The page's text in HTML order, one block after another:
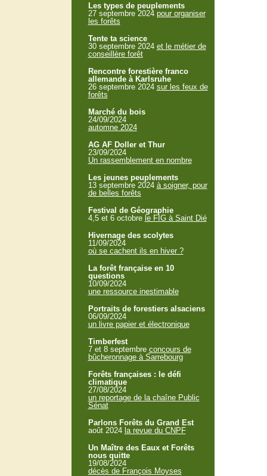
Les types de peuplements
27 septembre 2024 pour organiser
les forêts
Tente ta science
30 septembre 2024 et le métier de
conseillère forêt
Rencontre forestière franco
allemande à Karlsruhe
26 septembre 2024 sur les feux de
forêts
Marché du bois
24/09/2024
automne 2024
AG AF Doller et Thur
23/09/2024
Un rassemblement en nombre
Les jeunes peuplements
13 septembre 2024 à soigner, pour
de belles forêts
Festival de Géographie
4,5 et 6 octobre le FIG à Saint Dié
Hivernage des scolytes
11/09/2024
où se cachent ils en hiver ?
La forêt française en 10
questions
10/09/2024
une ressource inestimable
Portraits de forestiers alsaciens
06/09/2024
un livre papier et électronique
Timberfest
7 et 8 septembre concours de
bûcheronnage à Sarrebourg
Forêts françaises : le défi
climatique
27/08/2024
un reportage de la chaîne Public
Sénat
Parlons Forêts du Grand Est
août 2024 la revue du CNPF
Un Maître des Eaux et Forêts
nous quitte
19/08/2024
décès de François Moyses